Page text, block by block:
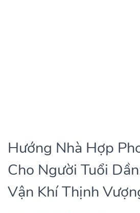
Hướng Nhà Hợp
Cho Người Tuổi
Vận Khí Thịnh